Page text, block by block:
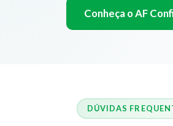
Conheça o AF
DÚVIDAS